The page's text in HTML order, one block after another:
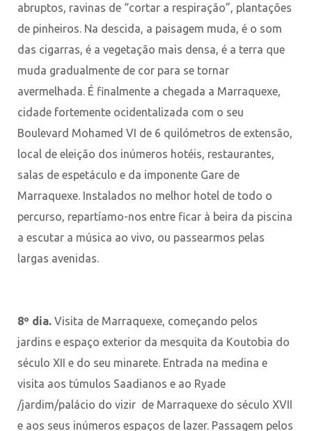
abruptos, ravinas de “cortar a respiração”, plantações
de pinheiros. Na descida, a paisagem muda, é o som
das cigarras, é a vegetação mais densa, é a terra que
muda gradualmente de cor para se tornar
avermelhada. É finalmente a chegada a Marraquexe,
cidade fortemente ocidentalizada com o seu
Boulevard Mohamed VI de 6 quilómetros de extensão,
local de eleição dos inúmeros hotéis, restaurantes,
salas de espetáculo e da imponente Gare de
Marraquexe. Instalados no melhor hotel de todo o
percurso, repartíamo-nos entre ficar à beira da piscina
a escutar a música ao vivo, ou passearmos pelas
largas avenidas.
8º dia. Visita de Marraquexe, começando pelos
jardins e espaço exterior da mesquita da Koutobia do
século XII e do seu minarete. Entrada na medina e
visita aos túmulos Saadianos e ao Ryade
/jardim/palácio do vizir de Marraquexe do século XVII
e aos seus inúmeros espaços de lazer. Passagem pelos